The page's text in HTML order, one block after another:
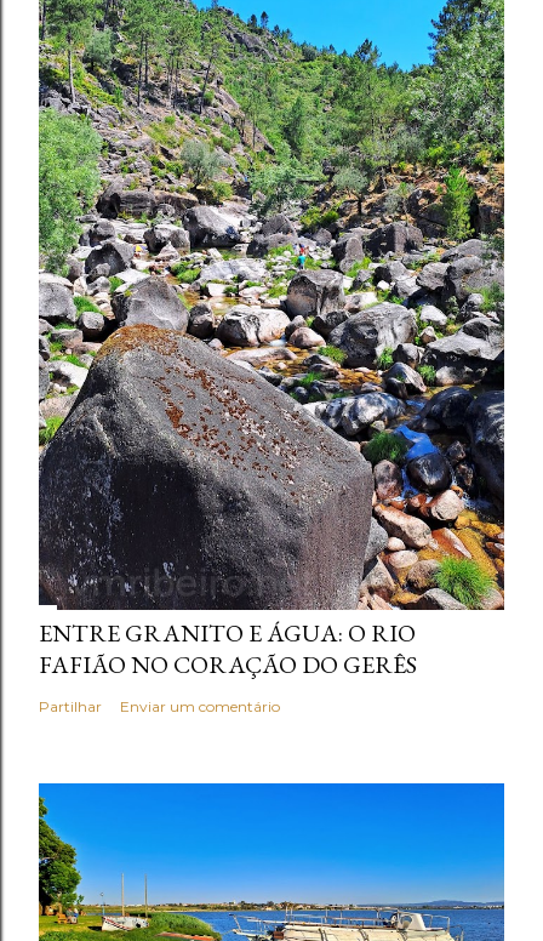
ENTRE GRANITO E ÁGUA: O RIO
FAFIÃO NO CORAÇÃO DO GERÊS
Partilhar Enviar um comentário